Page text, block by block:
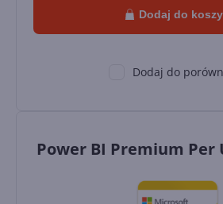
Dodaj do
Dodaj do
Power BI Premium Per